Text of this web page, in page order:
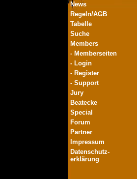
News
Regeln/AGB
Tabelle
Suche
Members
- Memberseiten
- Login
- Register
- Support
Jury
Beatecke
Special
Forum
Partner
Impressum
Datenschutz-
erklärung